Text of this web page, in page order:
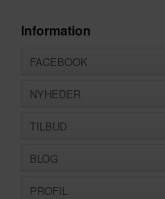
Information
FACEBOOK
NYHEDER
TILBUD
BLOG
PROFIL